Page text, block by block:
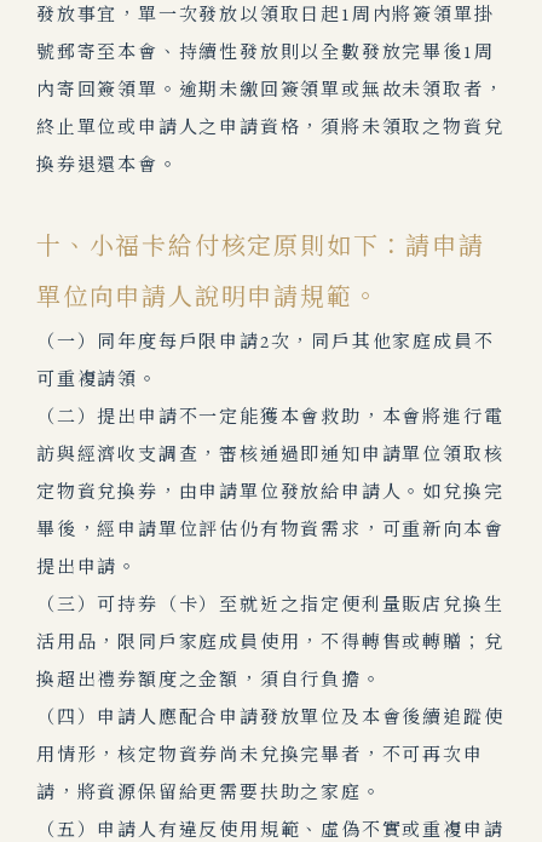
發放事宜，單一次發放以領取日起1周內將簽領單掛
號郵寄至本會、持續性發放則以全數發放完畢後1周
內寄回簽領單。逾期未繳回簽領單或無故未領取者，
終止單位或申請人之申請資格，須將未領取之物資兌
換券退還本會。
十、小福卡給付核定原則如下：請申請
單位向申請人說明申請規範。
（一）同年度每戶限申請2次，同戶其他家庭成員不
可重複請領。
（二）提出申請不一定能獲本會救助，本會將進行電
訪與經濟收支調查，審核通過即通知申請單位領取核
定物資兌換券，由申請單位發放給申請人。如兌換完
畢後，經申請單位評估仍有物資需求，可重新向本會
提出申請。
（三）可持券（卡）至就近之指定便利量販店兌換生
活用品，限同戶家庭成員使用，不得轉售或轉贈；兌
換超出禮券額度之金額，須自行負擔。
（四）申請人應配合申請發放單位及本會後續追蹤使
用情形，核定物資券尚未兌換完畢者，不可再次申
請，將資源保留給更需要扶助之家庭。
（五）申請人有違反使用規範、虛偽不實或重複申請